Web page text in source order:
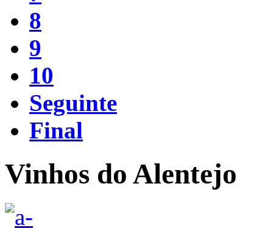
8
9
10
Seguinte
Final
Vinhos do Alentejo